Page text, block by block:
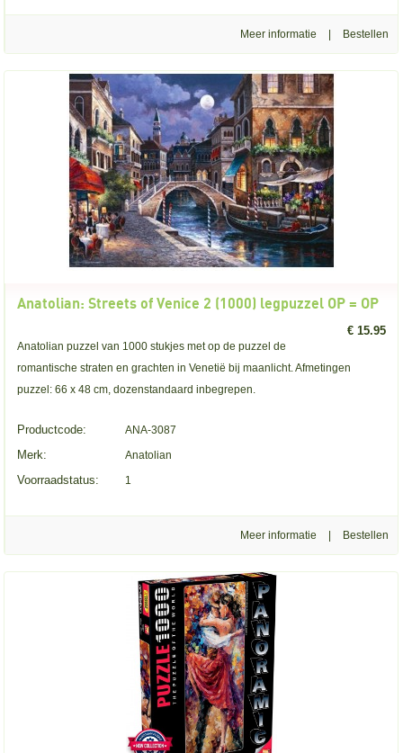
Meer informatie
Anatolian: Streets of Venice 2 (1000) legpuzzel OP = OP
€ 15.95
Anatolian puzzel van 1000 stukjes met op de puzzel de
romantische straten en grachten in Venetië bij maanlicht. Afmetingen
puzzel: 66 x 48 cm, dozenstandaard inbegrepen.
Productcode: ANA-3087
Merk: Anatolian
Voorraadstatus: 1
Meer informatie